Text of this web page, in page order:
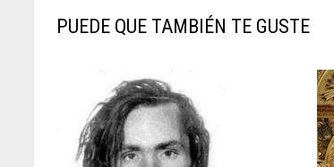
PUEDE QUE TAMBIÉN TE GUSTE